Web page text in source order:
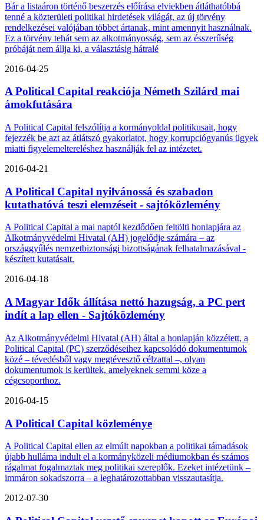
Bár a listaáron történő beszerzés előírása elviekben átláthatóbbá
tenné a közterületi politikai hirdetések világát, az új törvény
rendelkezései valójában többet ártanak, mint amennyit használnak.
Ez a törvény tehát sem az alkotmányosság, sem az ésszerűség
próbáját nem állja ki, a választásig hátralé
2016-04-25
A Political Capital reakciója Németh Szilárd mai
ámokfutására
A Political Capital felszólítja a kormányoldal politikusait, hogy
fejezzék be azt az átlátszó gyakorlatot, hogy korrupciógyanús ügyek
miatti figyelemeltereléshez használják fel az intézetet.
2016-04-21
A Political Capital nyilvánossá és szabadon
kutathatóvá teszi elemzéseit - sajtóközlemény
A Political Capital a mai naptól kezdődően feltölti honlapjára az
Alkotmányvédelmi Hivatal (AH) jogelődje számára – az
országgyűlés nemzetbiztonsági bizottságának felhatalmazásával -
készített kutatásait.
2016-04-18
A Magyar Idők állítása nettó hazugság, a PC pert
indít a lap ellen - Sajtóközlemény
Az Alkotmányvédelmi Hivatal (AH) által a honlapján közzétett, a
Political Capital (PC) szerződéseihez kapcsolódó dokumentumok
közé – tévedésből vagy megtévesztő célzattal –, olyan
dokumentumok is kerültek, amelyeknek semmi köze a
cégcsoporthoz.
2016-04-15
A Political Capital közleménye
A Political Capital ellen az elmúlt napokban a politikai támadások
újabb hulláma indult el a kormányközeli médiumokban és számos
rágalmat fogalmaztak meg politikai szereplők. Ezeket intézetünk –
immáron sokadszorra – a leghatározottabban visszautasítja.
2012-07-30